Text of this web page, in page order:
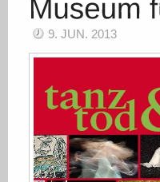
9. JUN. 2013